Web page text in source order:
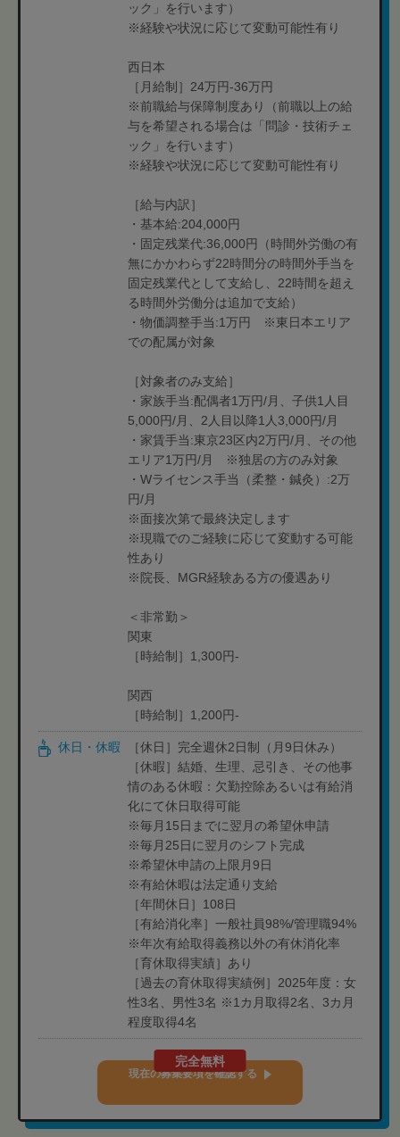
ック」を行います）
※経験や状況に応じて変動可能性有り
西日本
［月給制］24万円-36万円
※前職給与保障制度あり（前職以上の給
与を希望される場合は「問診・技術チェ
ック」を行います）
※経験や状況に応じて変動可能性有り
［給与内訳］
・基本給:204,000円
・固定残業代:36,000円（時間外労働の有
無にかかわらず22時間分の時間外手当を
固定残業代として支給し、22時間を超え
る時間外労働分は追加で支給）
・物価調整手当:1万円 ※東日本エリア
での配属が対象
［対象者のみ支給］
・家族手当:配偶者1万円/月、子供1人目
5,000円/月、2人目以降1人3,000円/月
・家賃手当:東京23区内2万円/月、その他
エリア1万円/月 ※独居の方のみ対象
・Wライセンス手当（柔整・鍼灸）:2万
円/月
※面接次第で最終決定します
※現職でのご経験に応じて変動する可能
性あり
※院長、MGR経験ある方の優遇あり
＜非常勤＞
関東
［時給制］1,300円-
関西
［時給制］1,200円-
休日・休暇
［休日］完全週休2日制（月9日休み）
［休暇］結婚、生理、忌引き、その他事
情のある休暇：欠勤控除あるいは有給消
化にて休日取得可能
※毎月15日までに翌月の希望休申請
※毎月25日に翌月のシフト完成
※希望休申請の上限月9日
※有給休暇は法定通り支給
［年間休日］108日
［有給消化率］一般社員98%/管理職94%
※年次有給取得義務以外の有休消化率
［育休取得実績］あり
［過去の育休取得実績例］2025年度：女
性3名、男性3名 ※1カ月取得2名、3カ月
程度取得4名
完全無料
現在の募集要項を確認する